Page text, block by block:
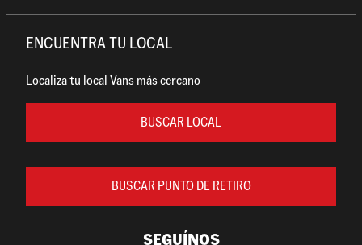
ENCUENTRA TU LOCAL
Localiza tu local Vans más cercano
BUSCAR LOCAL
BUSCAR PUNTO DE RETIRO
SEGUÍNOS